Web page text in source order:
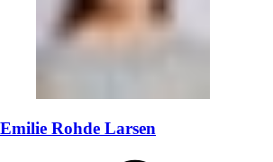
Emilie Rohde Larsen